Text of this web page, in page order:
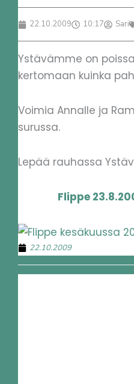
22.10.2009 10:17 Sari
Ystävämme on
kertomaan kuinka
Voimia Annalle ja
surussa.
Lepää rauhassa
Flippe
22.10.2009